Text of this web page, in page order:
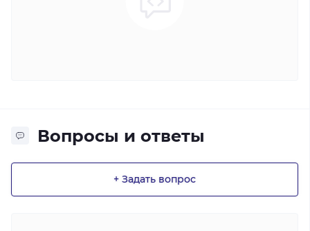
Вопросы и ответы
+ Задать вопрос